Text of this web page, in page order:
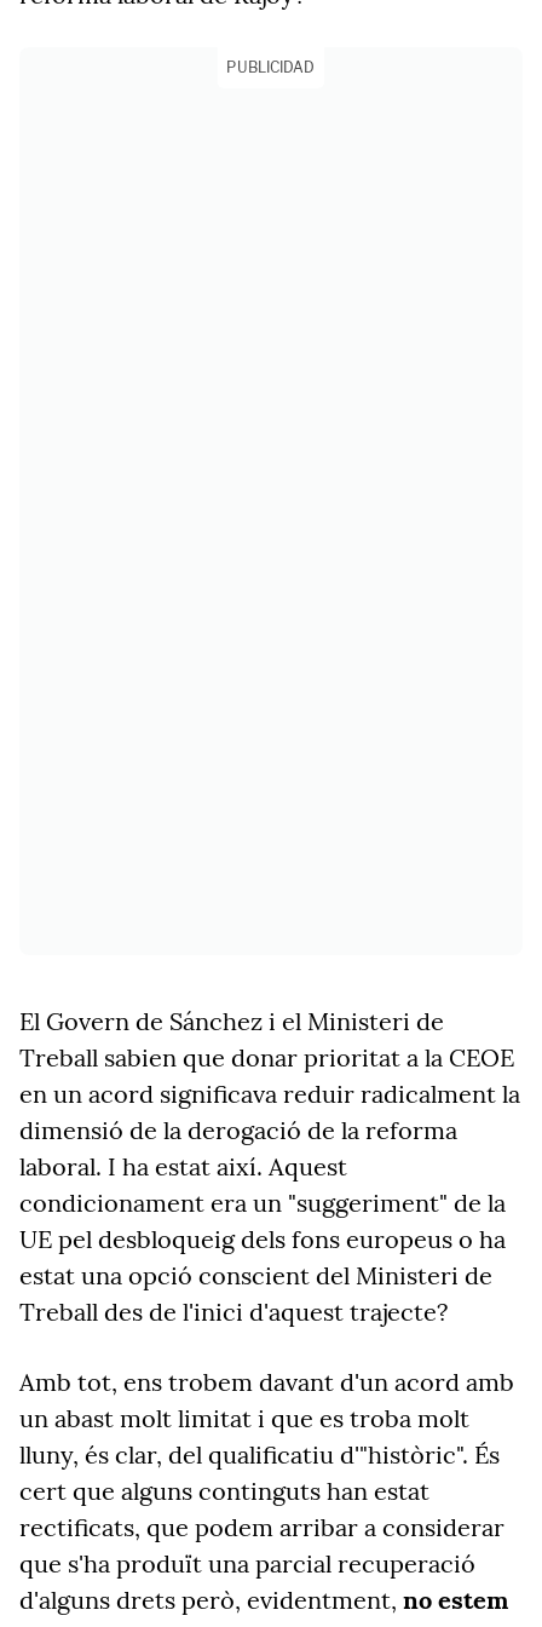
PUBLICIDAD
El Govern de Sánchez i el Ministeri de
Treball sabien que donar prioritat a la CEOE
en un acord significava reduir radicalment la
dimensió de la derogació de la reforma
laboral. I ha estat així. Aquest
condicionament era un "suggeriment" de la
UE pel desbloqueig dels fons europeus o ha
estat una opció conscient del Ministeri de
Treball des de l'inici d'aquest trajecte?
Amb tot, ens trobem davant d'un acord amb
un abast molt limitat i que es troba molt
lluny, és clar, del qualificatiu d'"històric". És
cert que alguns continguts han estat
rectificats, que podem arribar a considerar
que s'ha produït una parcial recuperació
d'alguns drets però, evidentment, no estem